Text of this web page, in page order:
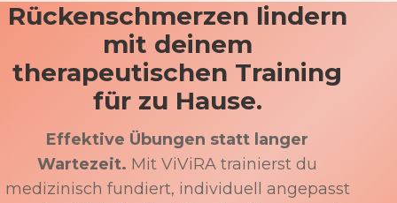
Rückenschmerzen lindern
mit deinem
therapeutischen Training
für zu Hause.
Effektive Übungen statt langer
Wartezeit. Mit ViViRA trainierst du
medizinisch fundiert, individuell angepasst